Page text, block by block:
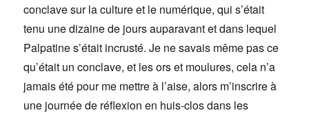
conclave sur la culture et le numérique, qui s’était
tenu une dizaine de jours auparavant et dans lequel
Palpatine s’était incrusté. Je ne savais même pas ce
qu’était un conclave, et les ors et moulures, cela n’a
jamais été pour me mettre à l’aise, alors m’inscrire à
une journée de réflexion en huis-clos dans les